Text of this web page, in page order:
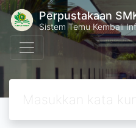
Perpustakaan
Sistem Temu Kembali